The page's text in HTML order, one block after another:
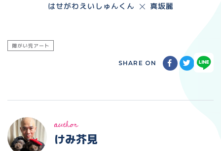
はせがわえいしゅんくん 真坂麗
障がい児アート
SHARE ON
author
けみ芥見